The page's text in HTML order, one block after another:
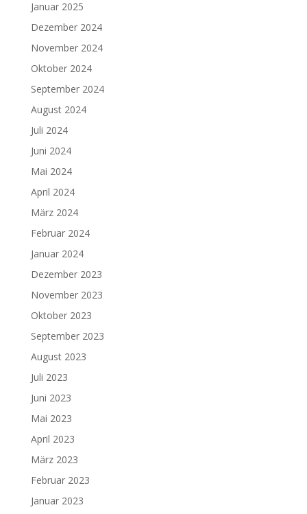
Januar 2025
Dezember 2024
November 2024
Oktober 2024
September 2024
August 2024
Juli 2024
Juni 2024
Mai 2024
April 2024
März 2024
Februar 2024
Januar 2024
Dezember 2023
November 2023
Oktober 2023
September 2023
August 2023
Juli 2023
Juni 2023
Mai 2023
April 2023
März 2023
Februar 2023
Januar 2023